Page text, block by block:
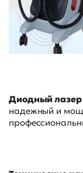
Диодный лазер
надежный и